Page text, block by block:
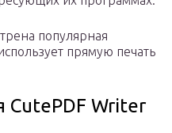
популярная
прямую печать
CutePDF Writer